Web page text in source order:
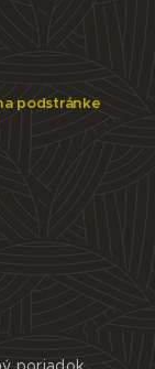
podstránke